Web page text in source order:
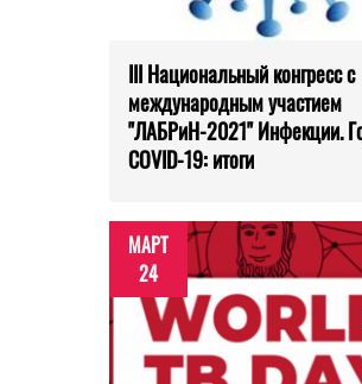
III Национальный конгресс с
международным участием
"ЛАБРиН-2021" Инфекции.
COVID-19: итоги
МАРТ
24